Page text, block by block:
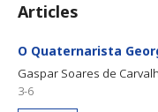
Articles
O Quaternarista
Gaspar Soares de
3-6